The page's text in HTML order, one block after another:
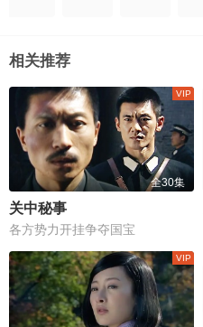
相关推荐
全30集
关中秘事
各方势力开挂争夺国宝